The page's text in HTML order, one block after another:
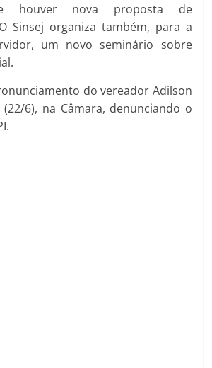
houver nova proposta de
Sinsej organiza também, para a
um novo seminário sobre
do vereador Adilson
6), na Câmara, denunciando o